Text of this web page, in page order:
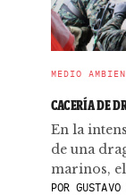
MEDIO
CACERÍA DE
En la
de una
marinos,
POR